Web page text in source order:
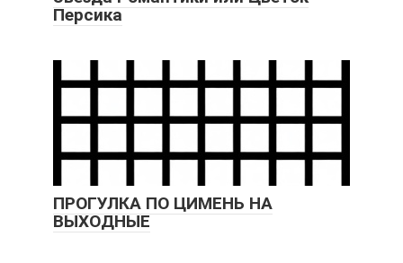
Персика
ПРОГУЛКА ПО ЦИМЕНЬ НА
ВЫХОДНЫЕ